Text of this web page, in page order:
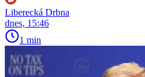
Liberecká Drbna
dnes, 15:46
1 min